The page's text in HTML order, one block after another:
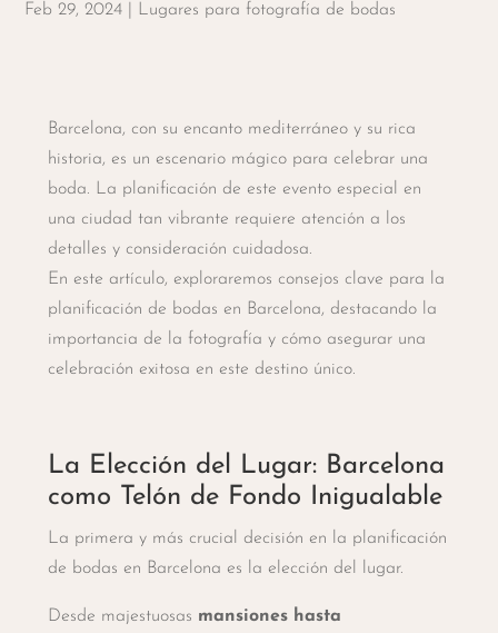
Feb 29, 2024 Lugares para fotografía de bodas
Barcelona, con su encanto mediterráneo y su rica
historia, es un escenario mágico para celebrar una
boda. La planificación de este evento especial en
una ciudad tan vibrante requiere atención a los
detalles y consideración cuidadosa.
En este artículo, exploraremos consejos clave para la
planificación de bodas en Barcelona, destacando la
importancia de la fotografía y cómo asegurar una
celebración exitosa en este destino único.
La Elección del Lugar: Barcelona
como Telón de Fondo Inigualable
La primera y más crucial decisión en la planificación
de bodas en Barcelona es la elección del lugar.
Desde majestuosas mansiones hasta